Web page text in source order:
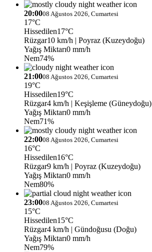
20:0008 Ağustos 2026, Cumartesi
17°C
Hissedilen17°C
Rüzgar10 km/h | Poyraz (Kuzeydoğu)
Yağış Miktarı0 mm/h
Nem74%
21:0008 Ağustos 2026, Cumartesi
19°C
Hissedilen19°C
Rüzgar4 km/h | Keşişleme (Güneydoğu)
Yağış Miktarı0 mm/h
Nem71%
22:0008 Ağustos 2026, Cumartesi
16°C
Hissedilen16°C
Rüzgar9 km/h | Poyraz (Kuzeydoğu)
Yağış Miktarı0 mm/h
Nem80%
23:0008 Ağustos 2026, Cumartesi
15°C
Hissedilen15°C
Rüzgar4 km/h | Gündoğusu (Doğu)
Yağış Miktarı0 mm/h
Nem79%